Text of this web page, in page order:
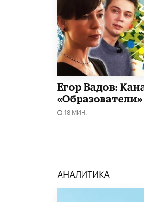
Егор Вадов:
18 МИН.
АНАЛИТИКА